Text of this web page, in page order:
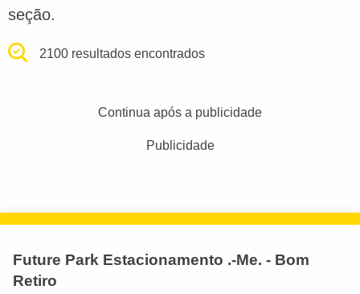
seção.
2100 resultados encontrados
Continua após a publicidade
Publicidade
Future Park Estacionamento .-Me. - Bom
Retiro